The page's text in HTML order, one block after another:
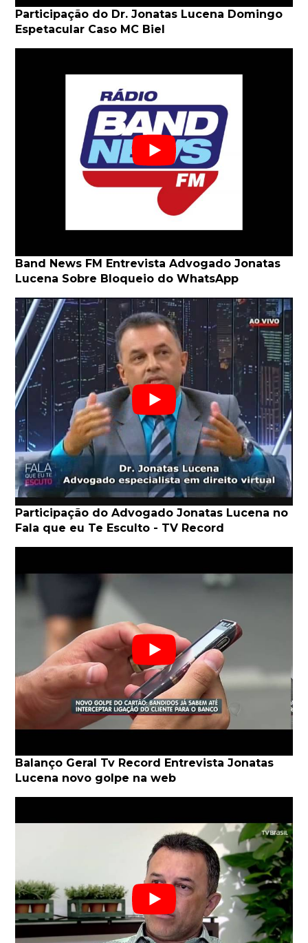
Participação do Dr. Jonatas Lucena Domingo
Espetacular Caso MC Biel
Band News FM Entrevista Advogado Jonatas
Lucena Sobre Bloqueio do WhatsApp
Participação do Advogado Jonatas Lucena no
Fala que eu Te Esculto - TV Record
Balanço Geral Tv Record Entrevista Jonatas
Lucena novo golpe na web